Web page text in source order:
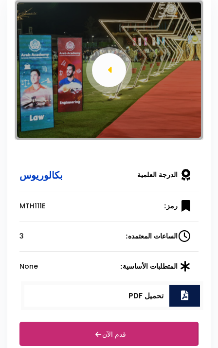
الدرجة العلمية بكالوريوس
رمز: MTH111E
الساعات المعتمده: 3
المتطلبات الأساسية: None
تحميل PDF
قدم الآن